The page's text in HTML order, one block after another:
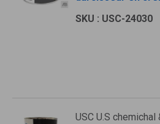
SKU : USC-24030
USC U.S